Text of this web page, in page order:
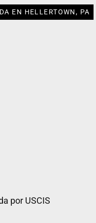
EN HELLERTOWN, PA
por USCIS